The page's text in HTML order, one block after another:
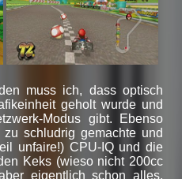
muss ich, dass optisch
geholt wurde und
Modus gibt. Ebenso
schludrig gemachte und
unfaire!) CPU-IQ und die
Keks (wieso nicht 200cc
eigentlich schon alles.